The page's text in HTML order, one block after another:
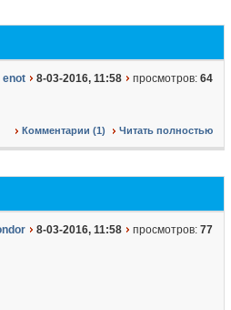
enot 8-03-2016, 11:58 просмотров: 64
Комментарии (1) Читать полностью
8-03-2016, 11:58 просмотров: 77